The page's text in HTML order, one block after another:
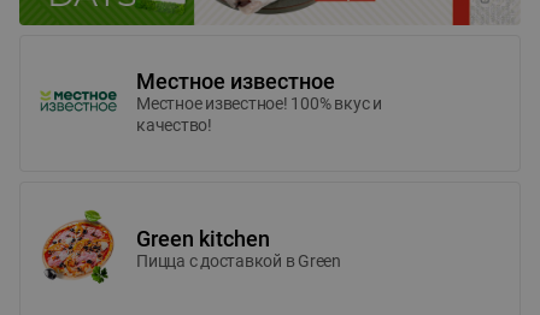
Местное известное
Местное известное! 100% вкус и
качество!
Green kitchen
Пицца c доставкой в Green